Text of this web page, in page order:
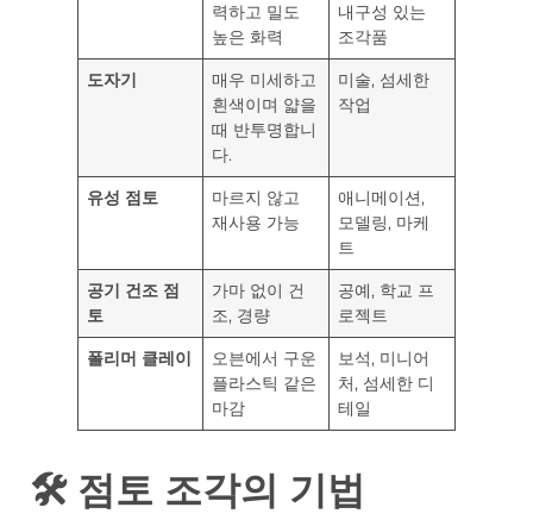
력하고 밀도
높은 화력
내구성 있는
조각품
도자기
매우 미세하고
흰색이며 얇을
때 반투명합니
다.
미술, 섬세한
작업
유성 점토
마르지 않고
재사용 가능
애니메이션,
모델링, 마케
트
공기 건조 점
토
가마 없이 건
조, 경량
공예, 학교 프
로젝트
폴리머 클레이
오븐에서 구운
플라스틱 같은
마감
보석, 미니어
처, 섬세한 디
테일
🛠️ 점토 조각의 기법